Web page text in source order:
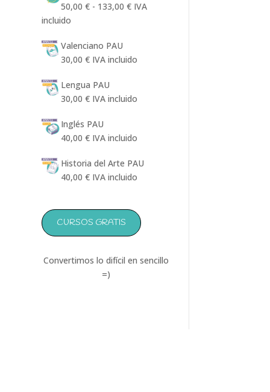
50,00 € - 133,00 €Rango
50,00 €
IVA
incluido
Valenciano PAU
30,00 € IVA incluido
Lengua PAU
30,00 € IVA incluido
Inglés PAU
40,00 € IVA incluido
Historia del Arte PAU
40,00 € IVA incluido
CURSOS GRATIS
Convertimos lo difícil en sencillo
=)